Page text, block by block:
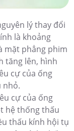
lý thay đổi
là khoảng
mặt phẳng phim
tăng lên, hình
cự của ống
nhỏ.
cự của ống
hệ thống thấu
thấu kính hội tụ